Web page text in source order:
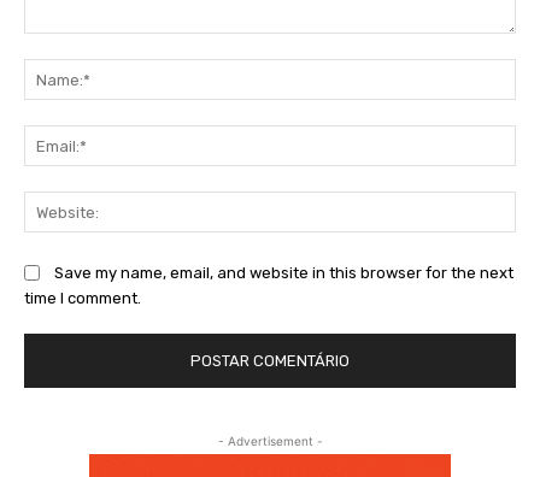
Save my name, email, and website in this browser for the next
time I comment.
- Advertisement -